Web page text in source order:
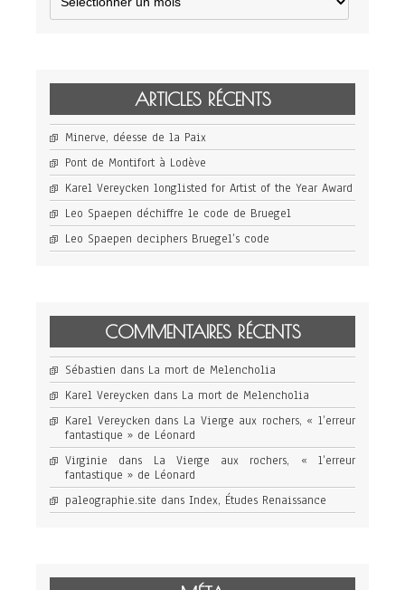
ARTICLES RÉCENTS
Minerve, déesse de la Paix
Pont de Montifort à Lodève
Karel Vereycken longlisted for Artist of the Year Award
Leo Spaepen déchiffre le code de Bruegel
Leo Spaepen deciphers Bruegel’s code
COMMENTAIRES RÉCENTS
Sébastien dans La mort de Melencholia
Karel Vereycken dans La mort de Melencholia
Karel Vereycken dans La Vierge aux rochers, « l’erreur
fantastique » de Léonard
Virginie dans La Vierge aux rochers, « l’erreur
fantastique » de Léonard
paleographie.site dans Index, Études Renaissance